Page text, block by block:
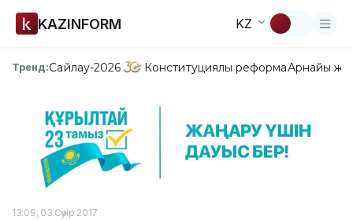
KAZINFORM KZ
Тренд:Сайлау-2026 Конституциялық реформаАрнайы
13:09, 03 Сәуір 2017